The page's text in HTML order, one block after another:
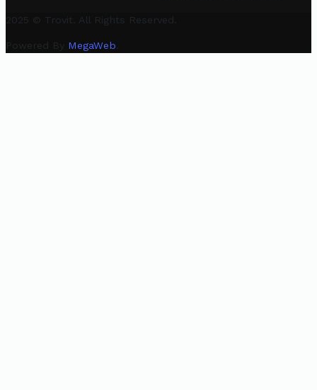
2025 © Trovit. All Rights Reserved.
Powered By MegaWeb